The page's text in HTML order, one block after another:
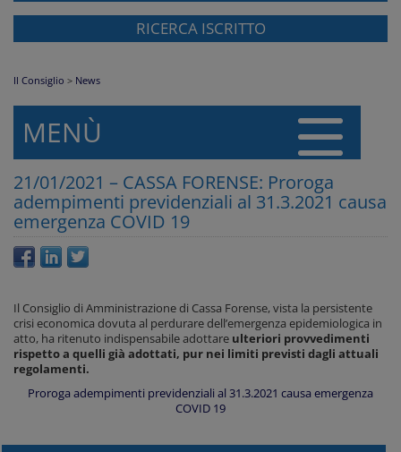
RICERCA ISCRITTO
Il Consiglio > News
MENÙ
21/01/2021 – CASSA FORENSE: Proroga
adempimenti previdenziali al 31.3.2021 causa
emergenza COVID 19
Il Consiglio di Amministrazione di Cassa Forense, vista la persistente
crisi economica dovuta al perdurare dell’emergenza epidemiologica in
atto, ha ritenuto indispensabile adottare ulteriori provvedimenti
rispetto a quelli già adottati, pur nei limiti previsti dagli attuali
regolamenti.
Proroga adempimenti previdenziali al 31.3.2021 causa emergenza
COVID 19